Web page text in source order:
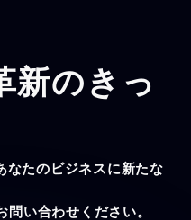
新のきっ
たのビジネスに新たな
問い合わせください。